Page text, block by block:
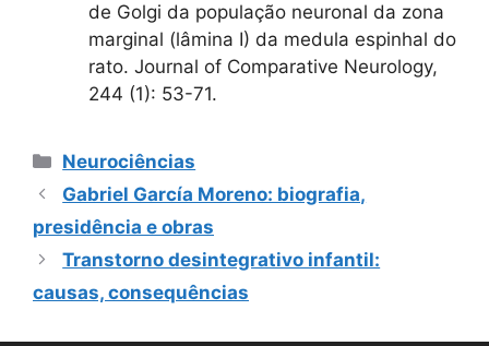
de Golgi da população neuronal da zona
marginal (lâmina I) da medula espinhal do
rato. Journal of Comparative Neurology,
244 (1): 53-71.
Categorias
Neurociências
Gabriel García Moreno: biografia,
presidência e obras
Transtorno desintegrativo infantil:
causas, consequências